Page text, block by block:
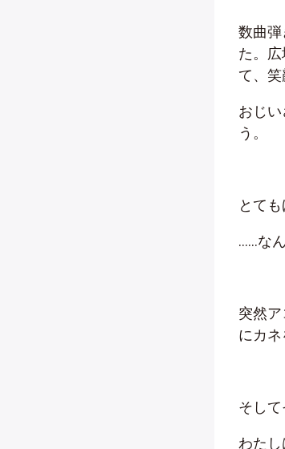
数曲
た。
て、
おじ
う。
とて
……な
突然
にカネ
そし
わた